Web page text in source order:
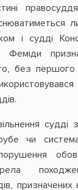
і судді
Феміди
без першого
судді
чи